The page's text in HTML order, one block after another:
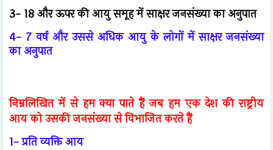
3- 18 और ऊपर की आयु समूह में साक्षर जनसंख्या का अनुपात
4- 7 वर्ष और उससे अधिक आयु के लोगों में साक्षर जनसंख्या
का अनुपात
निम्नलिखित में से हम क्या पाते हैं जब हम एक देश की राष्ट्रीय
आय को उसकी जनसंख्या से विभाजित करते हैं
1- प्रति व्यक्ति आय